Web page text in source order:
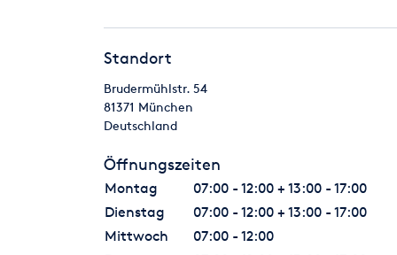
Standort
Brudermühlstr. 54
81371 München
Deutschland
Öffnungszeiten
Montag
07:00 - 12:00 + 13:00 - 17:00
Dienstag
07:00 - 12:00 + 13:00 - 17:00
Mittwoch
07:00 - 12:00